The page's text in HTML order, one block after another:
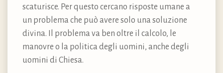
scaturisce. Per questo cercano risposte umane a
un problema che può avere solo una soluzione
divina. Il problema va ben oltre il calcolo, le
manovre o la politica degli uomini, anche degli
uomini di Chiesa.